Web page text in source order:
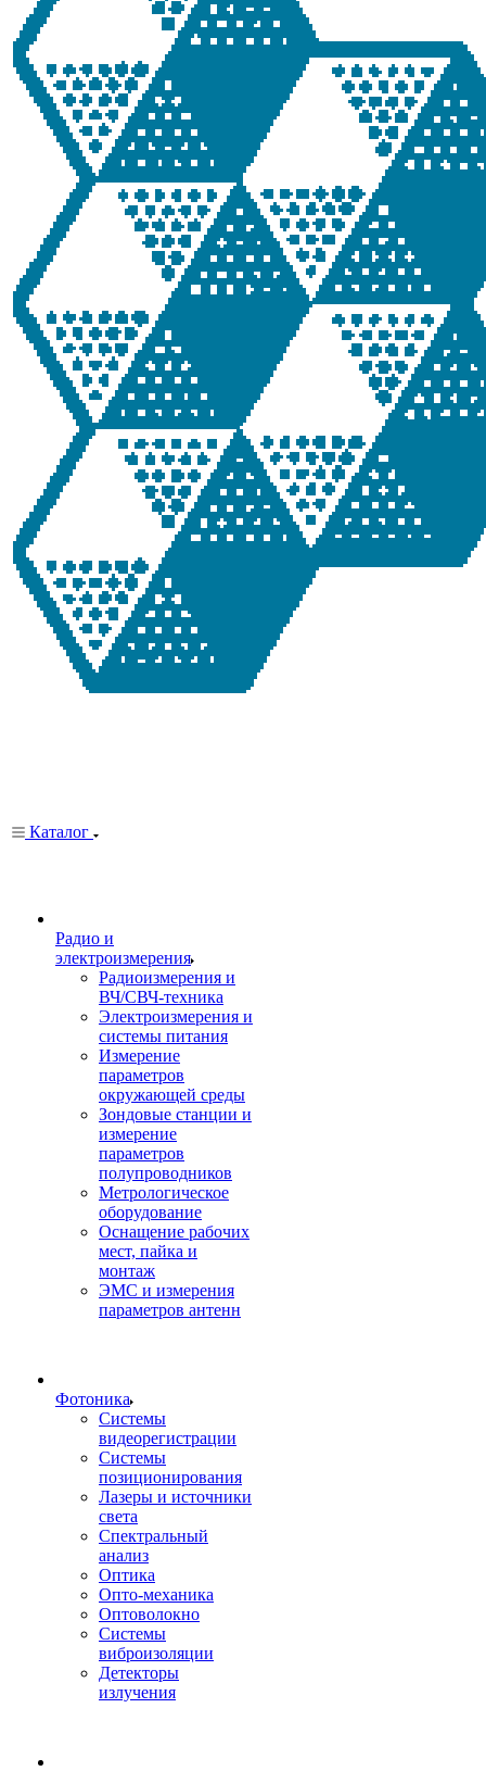
Каталог
Радио и
электроизмерения
Радиоизмерения и
ВЧ/СВЧ-техника
Электроизмерения и
системы питания
Измерение
параметров
окружающей среды
Зондовые станции и
измерение
параметров
полупроводников
Метрологическое
оборудование
Оснащение рабочих
мест, пайка и
монтаж
ЭМС и измерения
параметров антенн
Фотоника
Cистемы
видеорегистрации
Системы
позиционирования
Лазеры и источники
света
Спектральный
анализ
Оптика
Опто-механика
Оптоволокно
Системы
виброизоляции
Детекторы
излучения